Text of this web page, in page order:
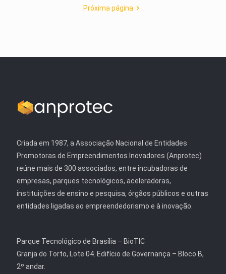
Próxima página
Criada em 1987, a Associação Nacional de Entidades
Promotoras de Empreendimentos Inovadores (Anprotec)
reúne mais de 300 associados, entre incubadoras de
empresas, parques tecnológicos, aceleradoras,
instituições de ensino e pesquisa, órgãos públicos e outras
entidades ligadas ao empreendedorismo e à inovação.
Parque Tecnológico de Brasília – BioTIC
Granja do Torto, Lote 04. Edifício de Governança – Bloco B,
2º andar.